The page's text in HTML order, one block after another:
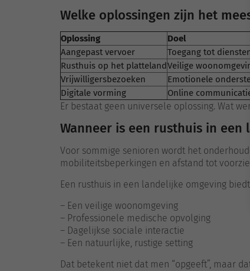
Welke oplossingen zijn het
Oplossing Doel
Aangepast vervoer
Toegang tot
Rusthuis op het plattelandVeilige
Vrijwilligersbezoeken
Emotionele
Digitale vorming
Online
Er bestaat geen universele oplossing. Wat
Wanneer is een rusthuis in een
Voor sommige senioren wordt het
mobiliteitsbeperkingen en afstand tot
Een rusthuis in een landelijke omgeving biedt
– Een veilige woonomgeving
– Professionele medische opvolging
– Dagelijkse sociale interactie
– Een natuurlijke, rustige setting
Dat betekent niet dat men “opgeeft”, maar